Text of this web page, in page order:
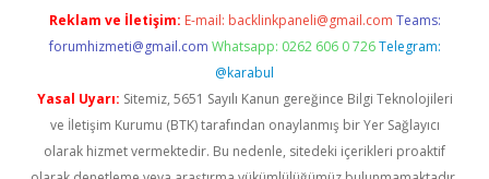
Reklam ve İletişim: E-mail: backlinkpaneli@gmail.com Teams:
forumhizmeti@gmail.com Whatsapp: 0262 606 0 726 Telegram:
@karabul
Yasal Uyarı: Sitemiz, 5651 Sayılı Kanun gereğince Bilgi Teknolojileri
ve İletişim Kurumu (BTK) tarafından onaylanmış bir Yer Sağlayıcı
olarak hizmet vermektedir. Bu nedenle, sitedeki içerikleri proaktif